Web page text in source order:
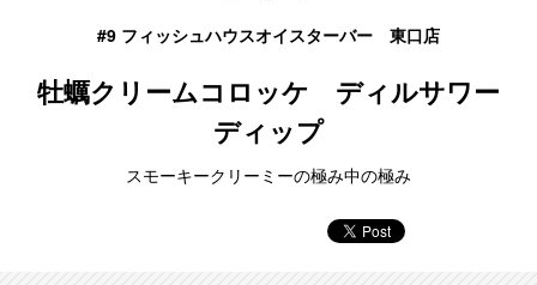
#9 フィッシュハウスオイスターバー 東口店
牡蠣クリームコロッケ ディルサワー
ディップ
スモーキークリーミーの極み中の極み